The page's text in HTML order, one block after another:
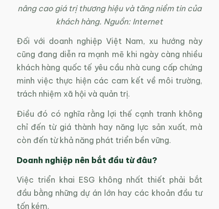
nâng cao giá trị thương hiệu và tăng niềm tin của
khách hàng. Nguồn: Internet
Đối với doanh nghiệp Việt Nam, xu hướng này
cũng đang diễn ra mạnh mẽ khi ngày càng nhiều
khách hàng quốc tế yêu cầu nhà cung cấp chứng
minh việc thực hiện các cam kết về môi trường,
trách nhiệm xã hội và quản trị.
Điều đó có nghĩa rằng lợi thế cạnh tranh không
chỉ đến từ giá thành hay năng lực sản xuất, mà
còn đến từ khả năng phát triển bền vững.
Doanh nghiệp nên bắt đầu từ đâu?
Việc triển khai ESG không nhất thiết phải bắt
đầu bằng những dự án lớn hay các khoản đầu tư
tốn kém.